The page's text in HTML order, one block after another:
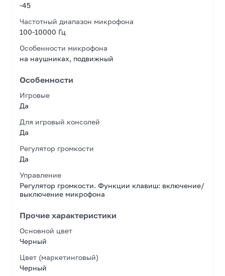
-45
Частотный диапазон микрофона
100-10000 Гц
Особенности микрофона
на наушниках, подвижный
Особенности
Игровые
Да
Для игровый консолей
Да
Регулятор громкости
Да
Управление
Регулятор громкости. Функции клавиш: включение/
выключение микрофона
Прочие характеристики
Основной цвет
Черный
Цвет (маркетинговый)
Черный